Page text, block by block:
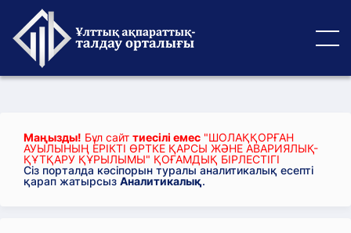
Маңызды! Бұл сайт тиесілі емес "ШОЛАҚҚОРҒАН
АУЫЛЫНЫҢ ЕРІКТІ ӨРТКЕ ҚАРСЫ ЖӘНЕ АВАРИЯЛЫҚ-
ҚҰТҚАРУ ҚҰРЫЛЫМЫ" ҚОҒАМДЫҚ БІРЛЕСТІГІ
Сіз порталда кәсіпорын туралы аналитикалық есепті
қарап жатырсыз Аналитикалық.